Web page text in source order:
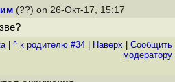
(??) on 26-Окт-17, 15:17
| ^ к родителю #34 Наверх
Cообщить
модератору